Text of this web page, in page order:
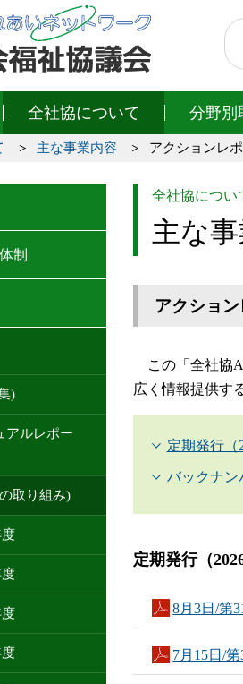
全社協について 分野別
主な事業内容 アクションレ
全社協につい
主な
アクショ
この「全社協
広く情報提供す
定期発行（
バックナン
定期発行（
8月3日/第
7月15日/第
制
)
アルレポー
取り組み)